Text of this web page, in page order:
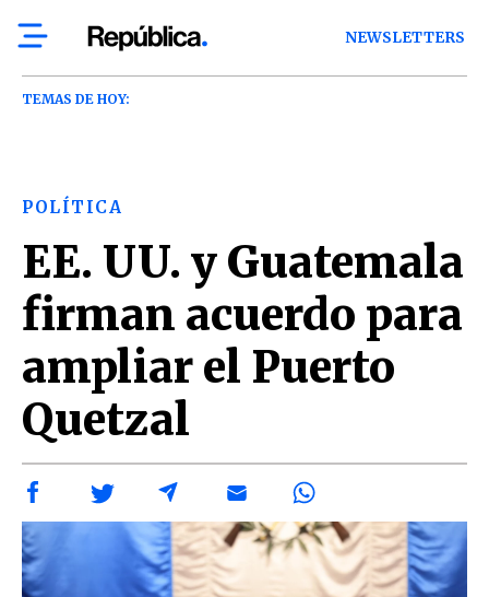
NEWSLETTERS
TEMAS DE HOY:
POLÍTICA
EE. UU. y Guatemala
firman acuerdo para
ampliar el Puerto
Quetzal